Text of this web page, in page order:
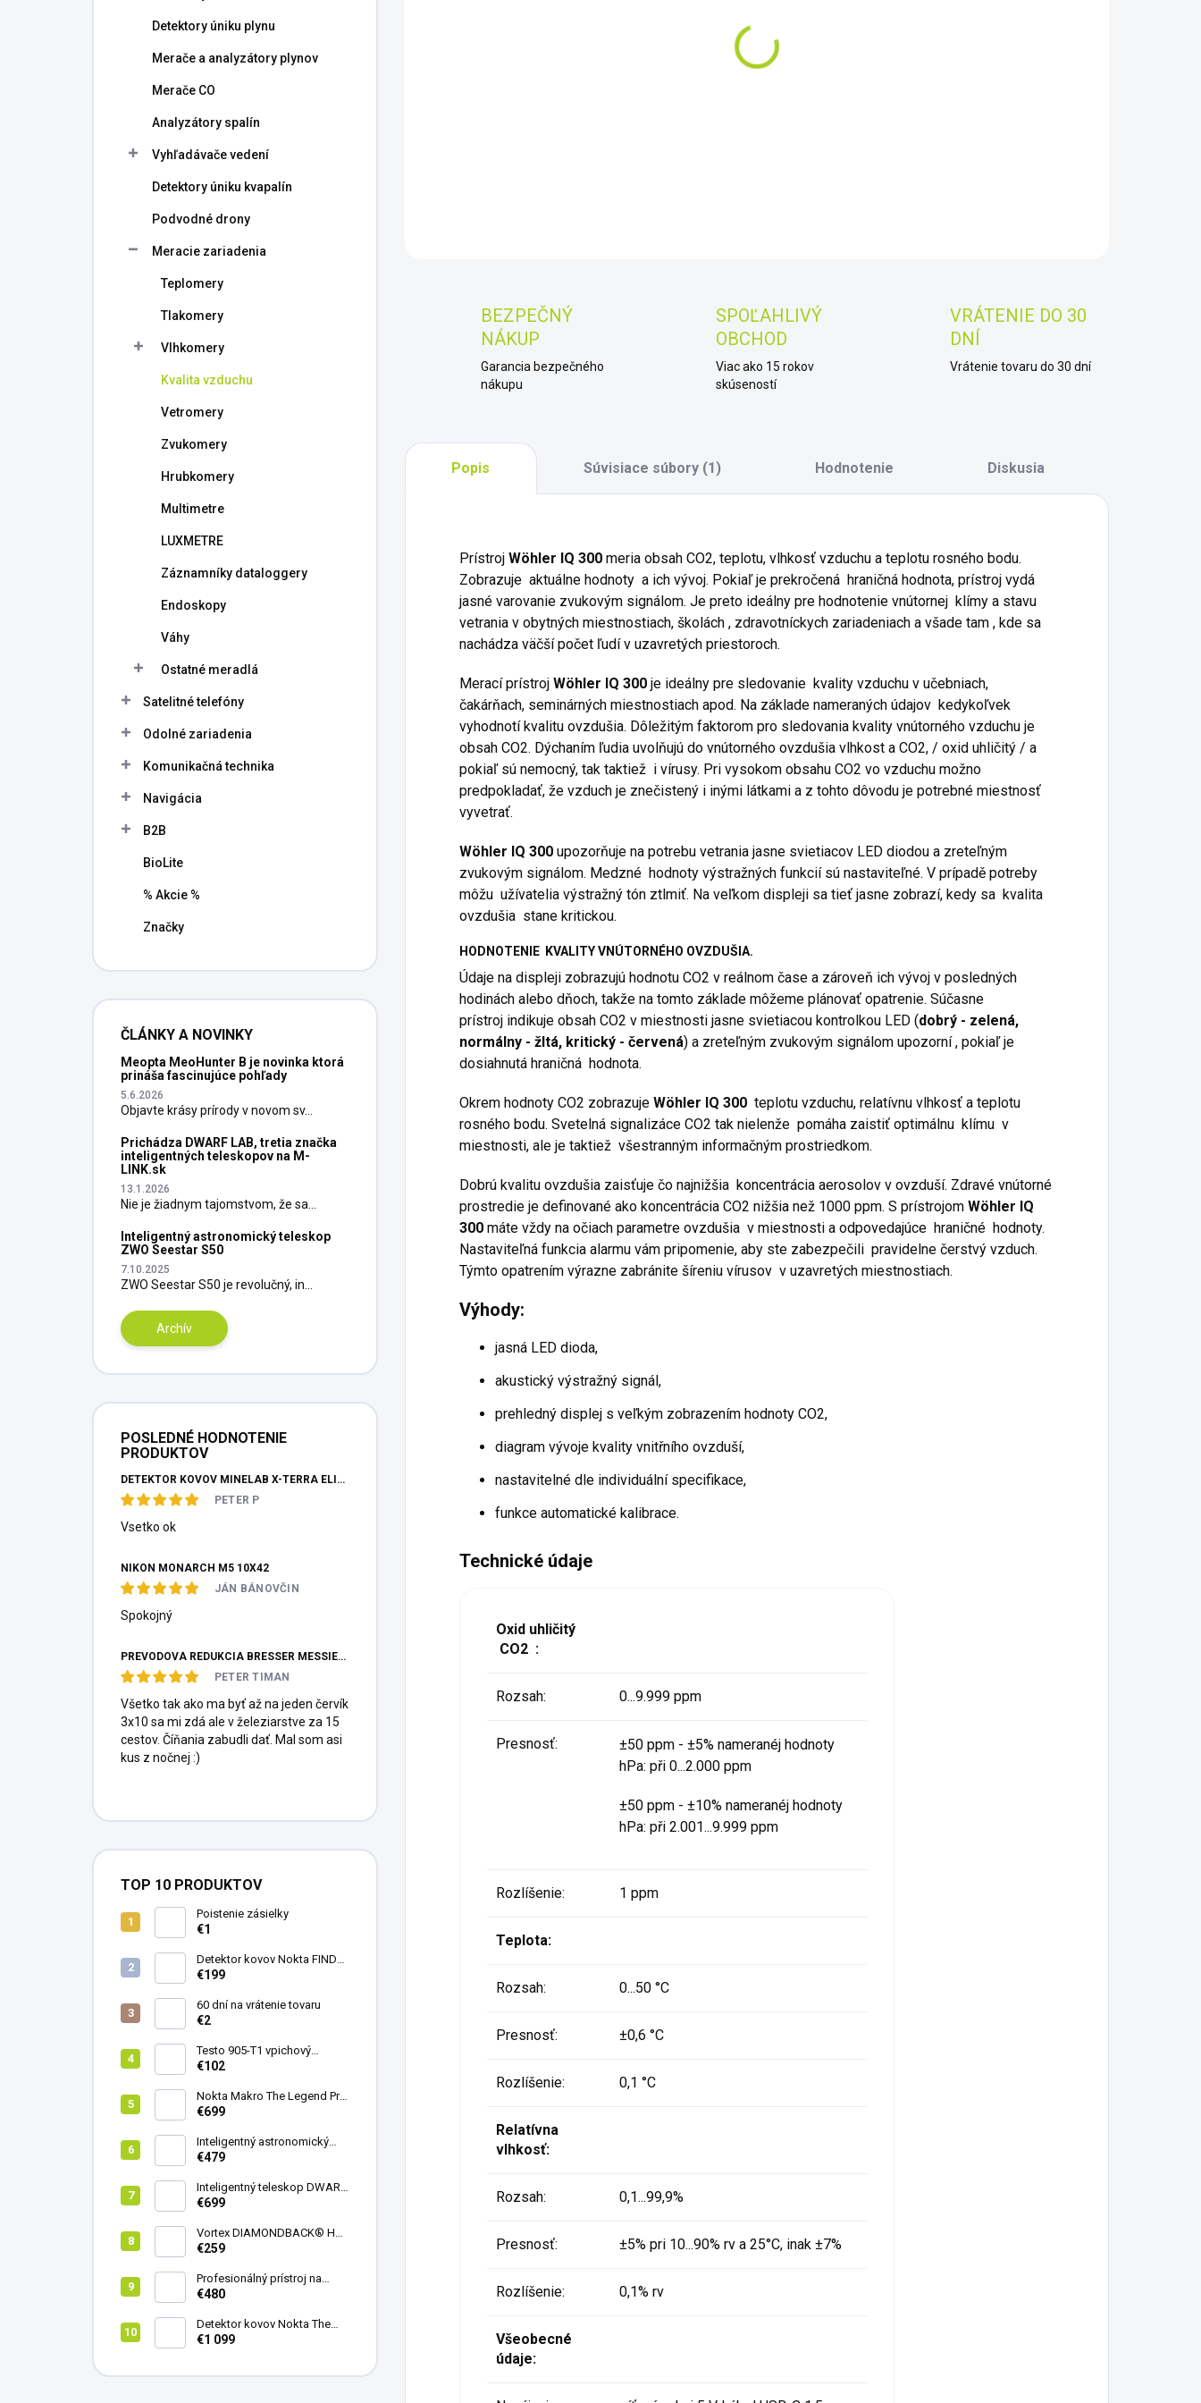
Detektory úniku plynu
Merače a analyzátory plynov
Merače CO
Analyzátory spalín
Vyhľadávače vedení
Detektory úniku kvapalín
Podvodné drony
Meracie zariadenia
Teplomery
Tlakomery
Vlhkomery
Kvalita vzduchu
Vetromery
Zvukomery
Hrubkomery
Multimetre
LUXMETRE
Záznamníky dataloggery
Endoskopy
Váhy
Ostatné meradlá
Satelitné telefóny
Odolné zariadenia
Komunikačná technika
Navigácia
B2B
BioLite
% Akcie %
Značky
ČLÁNKY A NOVINKY
Meopta MeoHunter B je novinka ktorá
prináša fascinujúce pohľady
5.6.2026
Objavte krásy prírody v novom sv...
Prichádza DWARF LAB, tretia značka
inteligentných teleskopov na M-
LINK.sk
13.1.2026
Nie je žiadnym tajomstvom, že sa...
Inteligentný astronomický teleskop
ZWO Seestar S50
7.10.2025
ZWO Seestar S50 je revolučný, in...
Archív
POSLEDNÉ HODNOTENIE
PRODUKTOV
DETEKTOR KOVOV MINELAB X-TERRA ELITE PINPOITER SET
PETER P
Vsetko ok
NIKON MONARCH M5 10X42
JÁN BÁNOVČIN
Spokojný
PREVODOVÁ REDUKCIA BRESSER MESSIER HEXAFOC 1:10
PETER TIMAN
Všetko tak ako ma byť až na jeden červík
3x10 sa mi zdá ale v železiarstve za 15
cestov. Číňania zabudli dať. Mal som asi
kus z nočnej :)
TOP 10 PRODUKTOV
Poistenie zásielky
€1
Detektor kovov Nokta FINDX
Pro
€199
60 dní na vrátenie tovaru
€2
Testo 905-T1 vpichový
teplomer
€102
Nokta Makro The Legend Pro
Pack - model 2024
€699
Inteligentný astronomický
teleskop DwarfLab Dwarf
€479
Inteligentný teleskop DWARF
III + originálny statív DWARF 3
€699
Vortex DIAMONDBACK® HD
8X42
€259
Profesionálný prístroj na
vedenie vŕtania Laserliner
€480
Detektor kovov Nokta The
Legend 2
€1 099
BEZPEČNÝ
NÁKUP
Garancia bezpečného
nákupu
SPOĽAHLIVÝ
OBCHOD
Viac ako 15 rokov
skúseností
VRÁTENIE DO 30
DNÍ
Vrátenie tovaru do 30 dní
Popis Súvisiace súbory (1) Hodnotenie Diskusia
Prístroj Wöhler IQ 300 meria obsah CO2, teplotu, vlhkosť vzduchu a teplotu rosného bodu.
Zobrazuje aktuálne hodnoty a ich vývoj. Pokiaľ je prekročená hraničná hodnota, prístroj vydá
jasné varovanie zvukovým signálom. Je preto ideálny pre hodnotenie vnútornej klímy a stavu
vetrania v obytných miestnostiach, školách , zdravotníckych zariadeniach a všade tam , kde sa
nachádza väčší počet ľudí v uzavretých priestoroch.
Merací prístroj Wöhler IQ 300 je ideálny pre sledovanie kvality vzduchu v učebniach,
čakárňach, seminárných miestnostiach apod. Na základe nameraných údajov kedykoľvek
vyhodnotí kvalitu ovzdušia. Dôležitým faktorom pro sledovania kvality vnútorného vzduchu je
obsah CO2. Dýchaním ľudia uvolňujú do vnútorného ovzdušia vlhkost a CO2, / oxid uhličitý / a
pokiaľ sú nemocný, tak taktiež i vírusy. Pri vysokom obsahu CO2 vo vzduchu možno
predpokladať, že vzduch je znečistený i inými látkami a z tohto dôvodu je potrebné miestnosť
vyvetrať.
Wöhler IQ 300 upozorňuje na potrebu vetrania jasne svietiacov LED diodou a zreteľným
zvukovým signálom. Medzné hodnoty výstražných funkcií sú nastaviteľné. V prípadě potreby
môžu užívatelia výstražný tón ztlmiť. Na veľkom displeji sa tieť jasne zobrazí, kedy sa kvalita
ovzdušia stane kritickou.
HODNOTENIE KVALITY VNÚTORNÉHO OVZDUŠIA.
Údaje na displeji zobrazujú hodnotu CO2 v reálnom čase a zároveň ich vývoj v posledných
hodinách alebo dňoch, takže na tomto základe môžeme plánovať opatrenie. Súčasne
prístroj indikuje obsah CO2 v miestnosti jasne svietiacou kontrolkou LED (dobrý - zelená,
normálny - žltá, kritický - červená) a zreteľným zvukovým signálom upozorní , pokiaľ je
dosiahnutá hraničná hodnota.
Okrem hodnoty CO2 zobrazuje Wöhler IQ 300 teplotu vzduchu, relatívnu vlhkosť a teplotu
rosného bodu. Svetelná signalizáce CO2 tak nielenže pomáha zaistiť optimálnu klímu v
miestnosti, ale je taktiež všestranným informačným prostriedkom.
Dobrú kvalitu ovzdušia zaisťuje čo najnižšia koncentrácia aerosolov v ovzduší. Zdravé vnútorné
prostredie je definované ako koncentrácia CO2 nižšia než 1000 ppm. S prístrojom Wöhler IQ
300 máte vždy na očiach parametre ovzdušia v miestnosti a odpovedajúce hraničné hodnoty.
Nastaviteľná funkcia alarmu vám pripomenie, aby ste zabezpečili pravidelne čerstvý vzduch.
Týmto opatrením výrazne zabránite šíreniu vírusov v uzavretých miestnostiach.
Výhody:
jasná LED dioda,
akustický výstražný signál,
prehledný displej s veľkým zobrazením hodnoty CO2,
diagram vývoje kvality vnitřního ovzduší,
nastavitelné dle individuální specifikace,
funkce automatické kalibrace.
Technické údaje
Oxid uhličitý
CO2 :
Rozsah: 0...9.999 ppm
Presnosť:
±50 ppm - ±5% nameranéj hodnoty
hPa: při 0...2.000 ppm
±50 ppm - ±10% nameranéj hodnoty
hPa: při 2.001...9.999 ppm
Rozlíšenie: 1 ppm
Teplota:
Rozsah: 0...50 °C
Presnosť: ±0,6 °C
Rozlíšenie: 0,1 °C
Relatívna
vlhkosť:
Rozsah: 0,1...99,9%
Presnosť: ±5% pri 10...90% rv a 25°C, inak ±7%
Rozlíšenie: 0,1% rv
Všeobecné
údaje: